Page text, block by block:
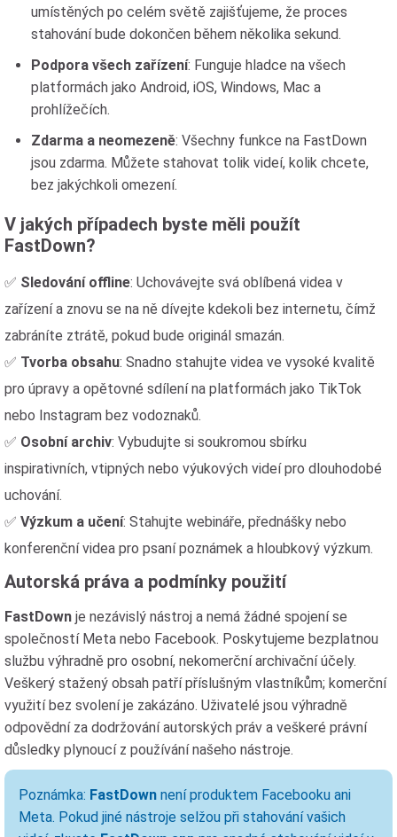
umístěných po celém světě zajišťujeme, že proces
stahování bude dokončen během několika sekund.
Podpora všech zařízení: Funguje hladce na všech
platformách jako Android, iOS, Windows, Mac a
prohlížečích.
Zdarma a neomezeně: Všechny funkce na FastDown
jsou zdarma. Můžete stahovat tolik videí, kolik chcete,
bez jakýchkoli omezení.
V jakých případech byste měli použít
FastDown?
✅ Sledování offline: Uchovávejte svá oblíbená videa v
zařízení a znovu se na ně dívejte kdekoli bez internetu, čímž
zabráníte ztrátě, pokud bude originál smazán.
✅ Tvorba obsahu: Snadno stahujte videa ve vysoké kvalitě
pro úpravy a opětovné sdílení na platformách jako TikTok
nebo Instagram bez vodoznaků.
✅ Osobní archiv: Vybudujte si soukromou sbírku
inspirativních, vtipných nebo výukových videí pro dlouhodobé
uchování.
✅ Výzkum a učení: Stahujte webináře, přednášky nebo
konferenční videa pro psaní poznámek a hloubkový výzkum.
Autorská práva a podmínky použití
FastDown je nezávislý nástroj a nemá žádné spojení se
společností Meta nebo Facebook. Poskytujeme bezplatnou
službu výhradně pro osobní, nekomerční archivační účely.
Veškerý stažený obsah patří příslušným vlastníkům; komerční
využití bez svolení je zakázáno. Uživatelé jsou výhradně
odpovědní za dodržování autorských práv a veškeré právní
důsledky plynoucí z používání našeho nástroje.
Poznámka: FastDown není produktem Facebooku ani
Meta. Pokud jiné nástroje selžou při stahování vašich